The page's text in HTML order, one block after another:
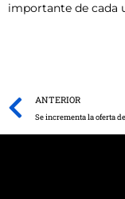
importante de cada
Prev
ANTERIOR